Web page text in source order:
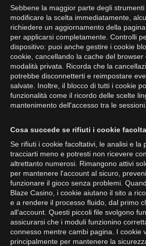
Sebbene la maggior parte degli
modificare la scelta immediatamente,
richiedere un aggiornamento della
per applicarsi completamente. Controlli
dispositivo: puoi anche gestire i cookie
cookie, cancellando la cache del browser
modalità privata. Ricorda che la
potrebbe disconnetterti e reimpostare
salvate. Inoltre, il blocco di tutti i cookie
funzionalità come il ricordo delle scelte
mantenimento dell'accesso tra le sessioni.
Cosa succede se rifiuti i cookie
Se rifiuti i cookie facoltativi, le analisi e la
tracciarti meno e potresti non ricevere
altrettanto numerosi. Rimangono attivi
per mantenere l'account al sicuro,
funzionare il gioco senza problemi.
Blaze Casino, i cookie aiutano il sito a
e a rendere il processo fluido, dal primo
all'account. Questi piccoli file svolgono
assicurarsi che i moduli funzionino
connesso mentre cambi pagina. I cookie
principalmente per mantenere la